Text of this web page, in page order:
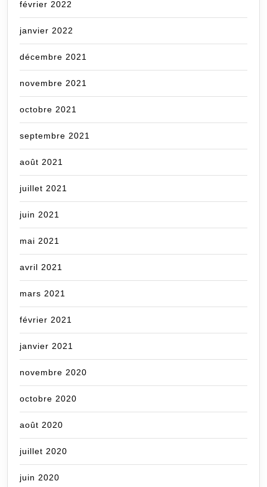
février 2022
janvier 2022
décembre 2021
novembre 2021
octobre 2021
septembre 2021
août 2021
juillet 2021
juin 2021
mai 2021
avril 2021
mars 2021
février 2021
janvier 2021
novembre 2020
octobre 2020
août 2020
juillet 2020
juin 2020